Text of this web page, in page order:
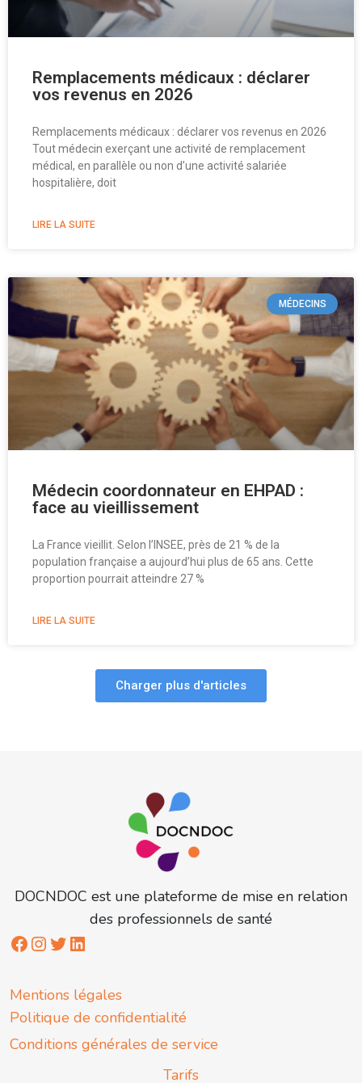
Remplacements médicaux : déclarer
vos revenus en 2026
Remplacements médicaux : déclarer vos revenus en 2026
Tout médecin exerçant une activité de remplacement
médical, en parallèle ou non d’une activité salariée
hospitalière, doit
LIRE LA SUITE
MÉDECINS
Médecin coordonnateur en EHPAD :
face au vieillissement
La France vieillit. Selon l’INSEE, près de 21 % de la
population française a aujourd’hui plus de 65 ans. Cette
proportion pourrait atteindre 27 %
LIRE LA SUITE
Charger plus d'articles
DOCNDOC est une plateforme de mise en relation
des professionnels de santé
Mentions légales
Politique de confidentialité
Conditions générales de service
Tarifs